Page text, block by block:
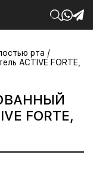
рта
ACTIVE FORTE,
FORTE,